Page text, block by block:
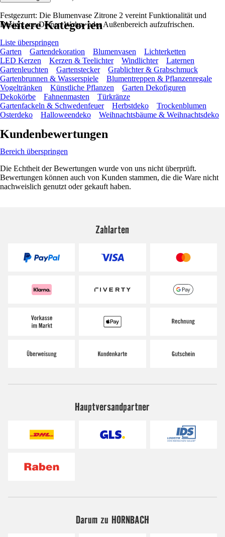
Festgezurrt: Die Blumenvase Zitrone 2 vereint Funktionalität und
Design, um Deinen Wohn- oder Außenbereich aufzufrischen.
Weitere Kategorien
Liste überspringen
Garten
Gartendekoration Blumenvasen
Lichterketten
LED Kerzen
Kerzen & Teelichter Windlichter
Laternen
Gartenleuchten
Gartenstecker
Grablichter & Grabschmuck
Gartenbrunnen & Wasserspiele
Blumentreppen & Pflanzenregale
Vogeltränken
Künstliche Pflanzen
Garten Dekofiguren
Dekokörbe
Fahnenmasten
Türkränze
Gartenfackeln & Schwedenfeuer
Herbstdeko
Trockenblumen
Osterdeko
Halloweendeko Weihnachtsbäume & Weihnachtsdeko
Kundenbewertungen
Bereich überspringen
Die Echtheit der Bewertungen wurde von uns nicht überprüft.
Bewertungen können auch von Kunden stammen, die die Ware nicht
nachweislich genutzt oder gekauft haben.
Zahlarten
Hauptversandpartner
Darum zu HORNBACH